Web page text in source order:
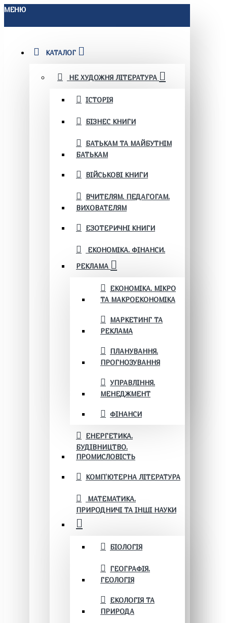
МЕНЮ
КАТАЛОГ
НЕ ХУДОЖНЯ ЛІТЕРАТУРА
ІСТОРІЯ
БІЗНЕС КНИГИ
БАТЬКАМ ТА МАЙБУТНІМ
БАТЬКАМ
ВІЙСЬКОВІ КНИГИ
ВЧИТЕЛЯМ. ПЕДАГОГАМ.
ВИХОВАТЕЛЯМ
ЕЗОТЕРИЧНІ КНИГИ
ЕКОНОМІКА. ФІНАНСИ.
РЕКЛАМА
ЕКОНОМІКА. МІКРО
ТА МАКРОЕКОНОМІКА
МАРКЕТИНГ ТА
РЕКЛАМА
ПЛАНУВАННЯ.
ПРОГНОЗУВАННЯ
УПРАВЛІННЯ.
МЕНЕДЖМЕНТ
ФІНАНСИ
ЕНЕРГЕТИКА.
БУДІВНИЦТВО.
ПРОМИСЛОВІСТЬ
КОМП'ЮТЕРНА ЛІТЕРАТУРА
МАТЕМАТИКА.
ПРИРОДНИЧІ ТА ІНШІ НАУКИ
БІОЛОГІЯ
ГЕОГРАФІЯ.
ГЕОЛОГІЯ
ЕКОЛОГІЯ ТА
ПРИРОДА